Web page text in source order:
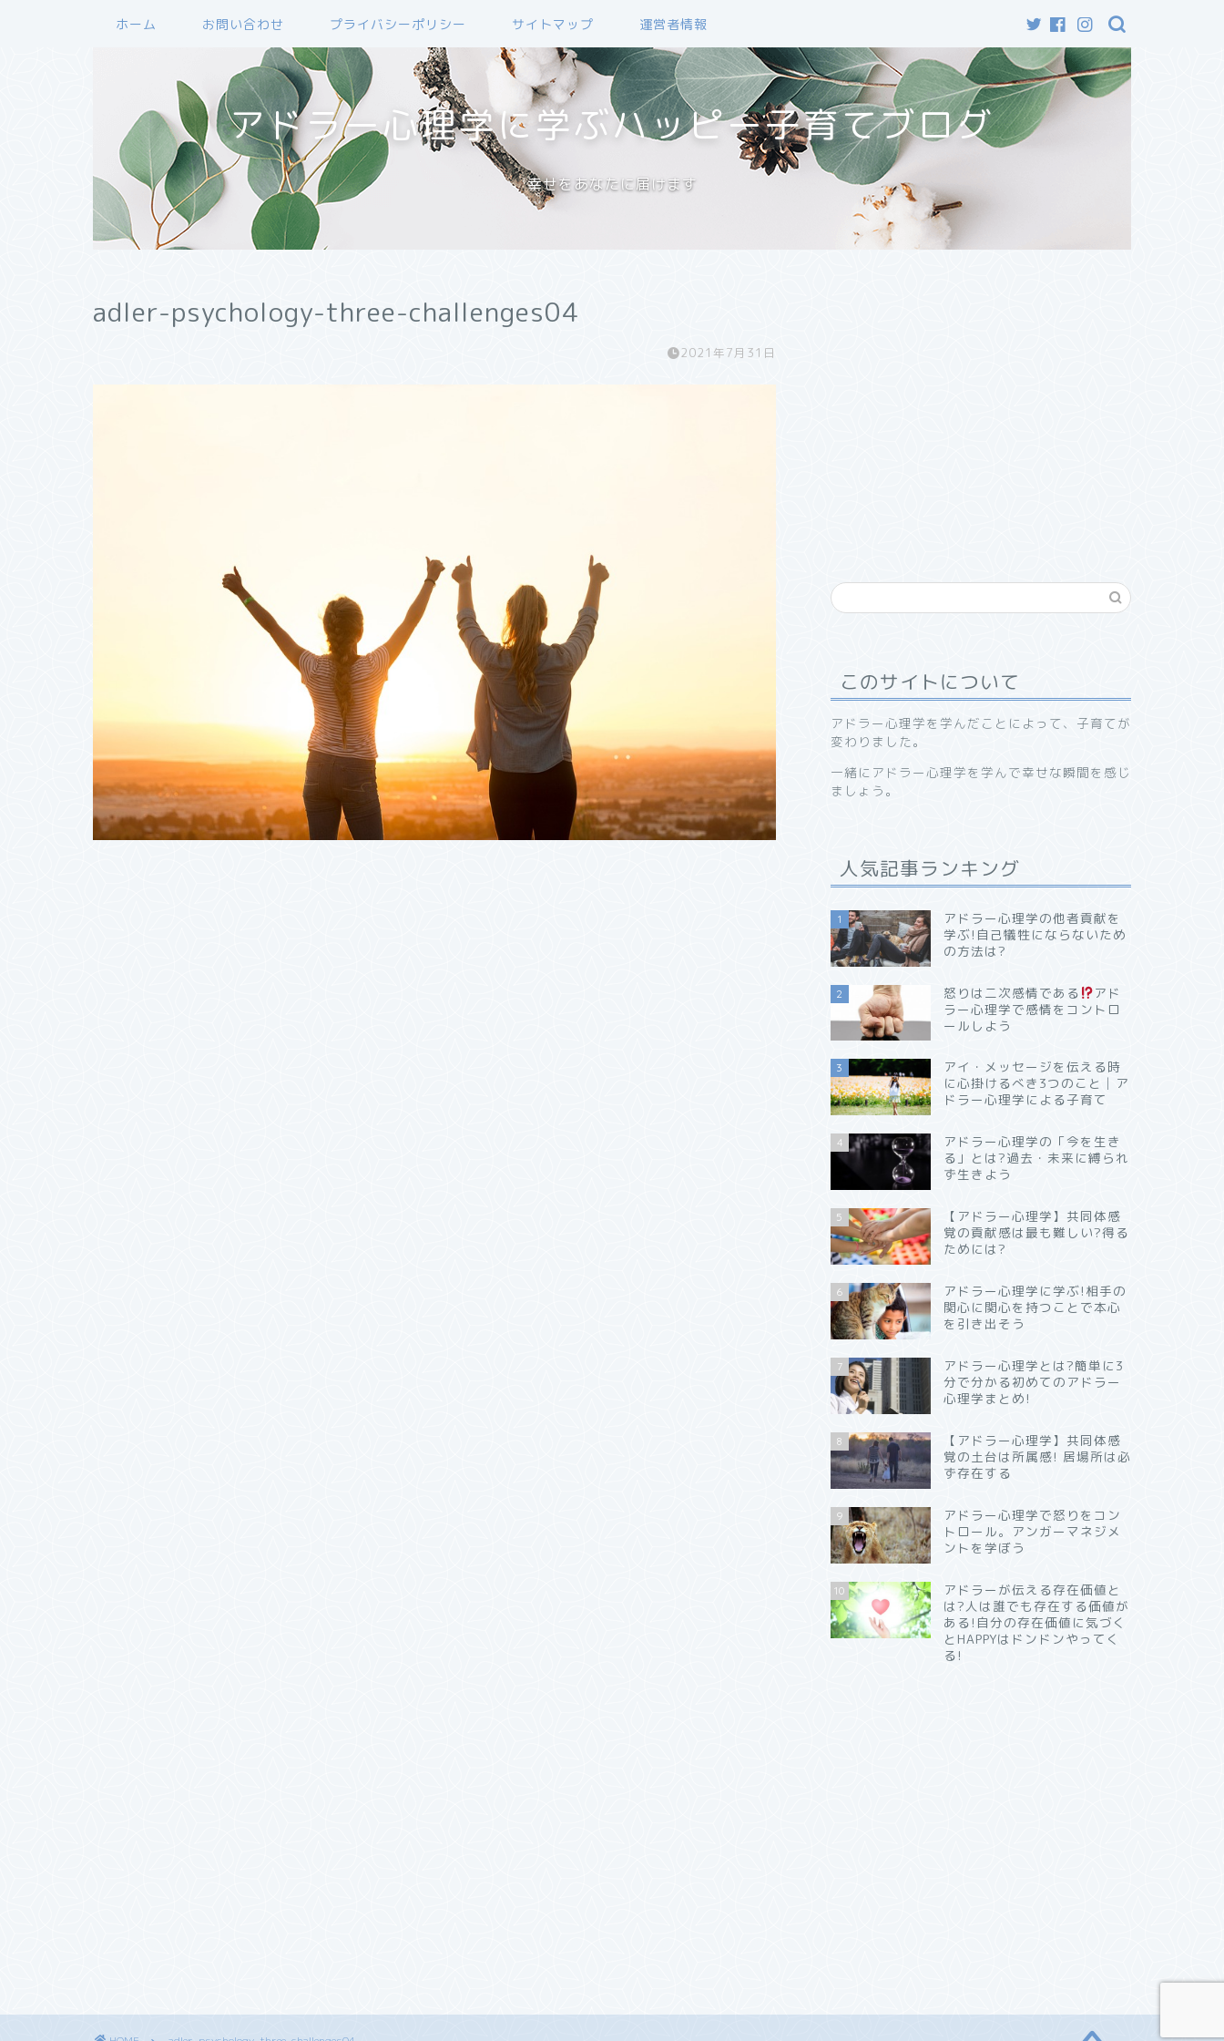
ホーム お問い合わせ プライバシーポリシー サイトマップ 運営者情報
アドラー心理学に学ぶハッピー子育てブログ
幸せをあなたに届けます
adler-psychology-three-challenges04
2021年7月31日
このサイトについて
アドラー心理学を学んだことによって、子育てが
変わりました。
一緒にアドラー心理学を学んで幸せな瞬間を感じ
ましょう。
人気記事ランキング
1
アドラー心理学の他者貢献を
学ぶ!自己犠牲にならないため
の方法は?
2 怒りは二次感情である
アド
ラー心理学で感情をコントロ
ールしよう
3
アイ・メッセージを伝える時
に心掛けるべき3つのこと│ア
ドラー心理学による子育て
4
アドラー心理学の「今を生き
る」とは?過去・未来に縛られ
ず生きよう
5
【アドラー心理学】共同体感
覚の貢献感は最も難しい?得る
ためには?
6
アドラー心理学に学ぶ!相手の
関心に関心を持つことで本心
を引き出そう
7
アドラー心理学とは?簡単に3
分で分かる初めてのアドラー
心理学まとめ!
8
【アドラー心理学】共同体感
覚の土台は所属感! 居場所は必
ず存在する
9
アドラー心理学で怒りをコン
トロール。アンガーマネジメ
ントを学ぼう
10
アドラーが伝える存在価値と
は?人は誰でも存在する価値が
ある!自分の存在価値に気づく
とHAPPYはドンドンやってく
る!